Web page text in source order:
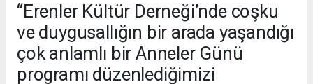
“Erenler Kültür Derneği’nde coşku
ve duygusallığın bir arada yaşandığı
çok anlamlı bir Anneler Günü
programı düzenlediğimizi